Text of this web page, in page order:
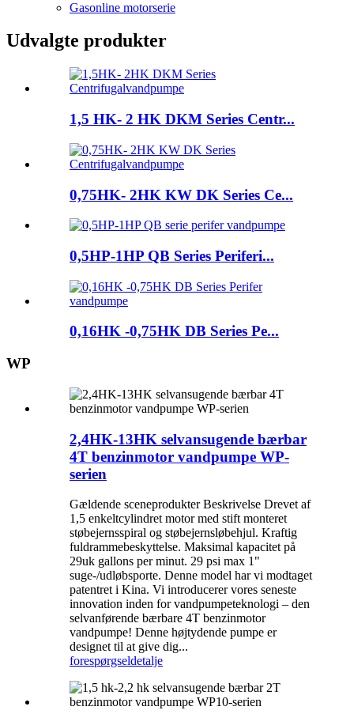
Gasonline motorserie
Udvalgte produkter
1,5 HK- 2 HK DKM Series Centr...
0,75HK- 2HK KW DK Series Ce...
0,5HP-1HP QB Series Periferi...
0,16HK -0,75HK DB Series Pe...
WP
2,4HK-13HK selvansugende bærbar
4T benzinmotor vandpumpe WP-
serien
Gældende sceneprodukter Beskrivelse Drevet af
1,5 enkeltcylindret motor med stift monteret
støbejernsspiral og støbejernsløbehjul. Kraftig
fuldrammebeskyttelse. Maksimal kapacitet på
29uk gallons per minut. 29 psi max 1"
suge-/udløbsporte. Denne model har vi modtaget
patentret i Kina. Vi introducerer vores seneste
innovation inden for vandpumpeteknologi – den
selvanførende bærbare 4T benzinmotor
vandpumpe! Denne højtydende pumpe er
designet til at give dig...
forespørgseldetalje